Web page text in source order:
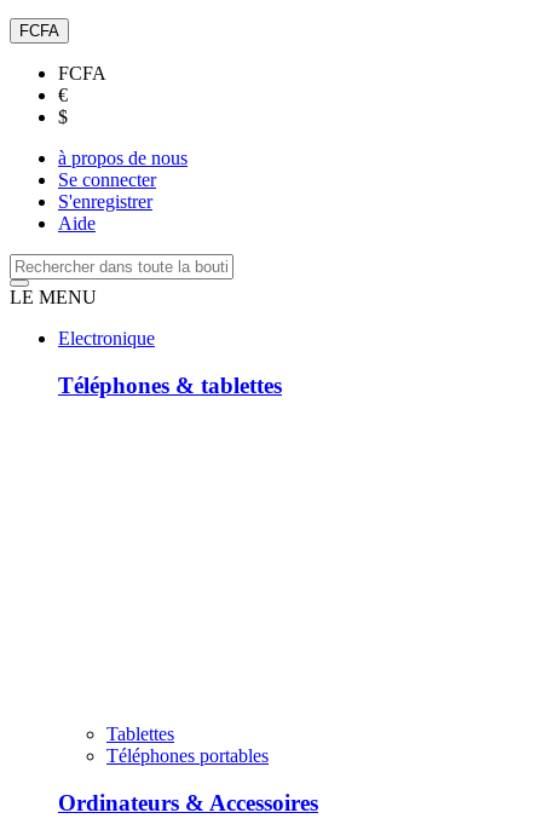
FCFA
FCFA
€
$
à propos de nous
Se connecter
S'enregistrer
Aide
LE MENU
Electronique
Téléphones & tablettes
Tablettes
Téléphones portables
Ordinateurs & Accessoires